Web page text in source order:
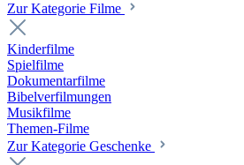
Zur Kategorie Filme
Kinderfilme
Spielfilme
Dokumentarfilme
Bibelverfilmungen
Musikfilme
Themen-Filme
Zur Kategorie Geschenke